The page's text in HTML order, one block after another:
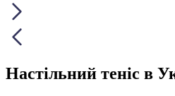
Настільний теніс в